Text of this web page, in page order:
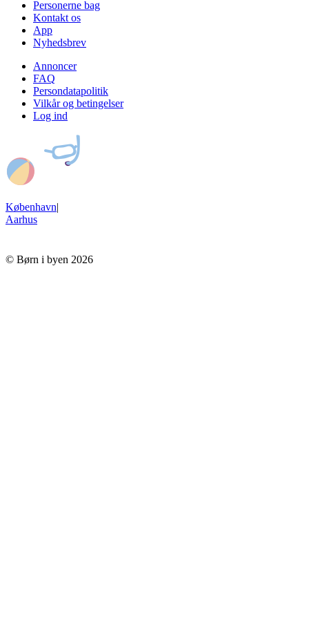
Personerne bag
Kontakt os
App
Nyhedsbrev
Annoncer
FAQ
Persondatapolitik
Vilkår og betingelser
Log ind
København|
Aarhus
© Børn i byen 2026